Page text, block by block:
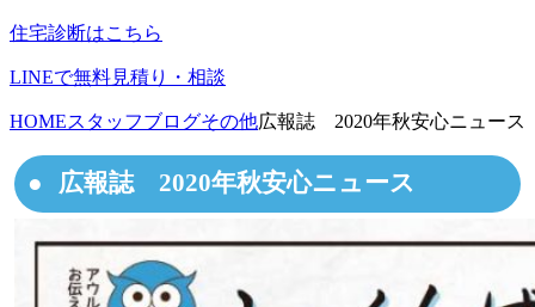
住宅診断はこちら
LINEで無料見積り・相談
HOMEスタッフブログその他広報誌 2020年秋安心ニュース
広報誌 2020年秋安心ニュース